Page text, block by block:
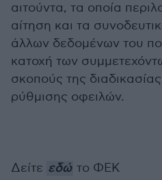
αιτούντα, τα οποία
αίτηση και τα
άλλων δεδομένων του
κατοχή των
σκοπούς της
ρύθμισης οφειλών.
Δείτε εδώ το ΦΕΚ